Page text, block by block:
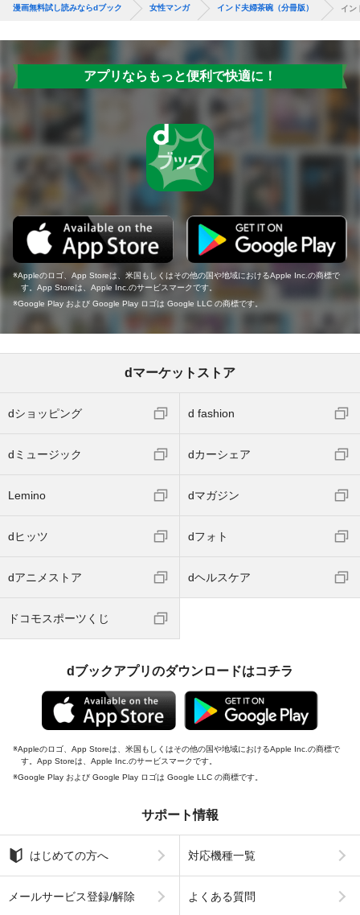
漫画無料試し読みならdブック 女性マンガ インド夫婦茶碗（分冊版） イン
アプリならもっと便利で快適に！
Appleのロゴ、App Storeは、米国もしくはその他の国や地域におけるApple Inc.の商標で
す。App Storeは、Apple Inc.のサービスマークです。
Google Play および Google Play ロゴは Google LLC の商標です。
dマーケットストア
dショッピング d fashion
dミュージック dカーシェア
Lemino dマガジン
dヒッツ dフォト
dアニメストア dヘルスケア
ドコモスポーツくじ
dブックアプリのダウンロードはコチラ
Appleのロゴ、App Storeは、米国もしくはその他の国や地域におけるApple Inc.の商標で
す。App Storeは、Apple Inc.のサービスマークです。
Google Play および Google Play ロゴは Google LLC の商標です。
サポート情報
はじめての方へ 対応機種一覧
メールサービス登録/解除 よくある質問